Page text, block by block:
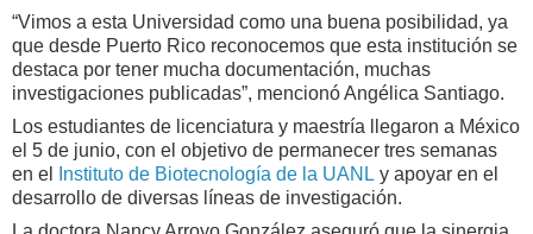
“Vimos a esta Universidad como una buena posibilidad, ya
que desde Puerto Rico reconocemos que esta institución se
destaca por tener mucha documentación, muchas
investigaciones publicadas”, mencionó Angélica Santiago.
Los estudiantes de licenciatura y maestría llegaron a México
el 5 de junio, con el objetivo de permanecer tres semanas
en el
Instituto de Biotecnología de la UANL y apoyar en el
desarrollo de diversas líneas de investigación.